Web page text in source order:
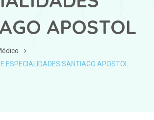
APOSTOL
ESPECIALIDADES SANTIAGO APOSTOL